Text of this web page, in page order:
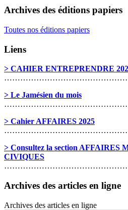
Archives des éditions papiers
Toutes nos éditions papiers
Liens
> CAHIER ENTREPRENDRE
> Le Jamésien du mois
> Cahier AFFAIRES 2025
> Consultez la section AFFAIRES
CIVIQUES
Archives des articles en ligne
Archives des articles en ligne